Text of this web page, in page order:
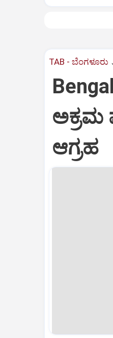
TAB - ಬೆಂಗಳೂರು
ಅಕ್ರಮ
ಆಗ್ರಹ